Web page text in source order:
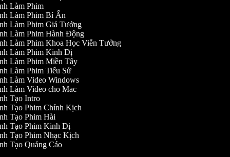
Làm Phim
Làm Phim Bí Ẩn
Làm Phim Giả Tưởng
Làm Phim Hành Động
Làm Phim Khoa Học Viễn Tưởng
Làm Phim Kinh Dị
Làm Phim Miền Tây
Làm Phim Tiểu Sử
Làm Video Windows
Làm Video cho Mac
Tạo Intro
Tạo Phim Chính Kịch
Tạo Phim Hài
Tạo Phim Kinh Dị
Tạo Phim Nhạc Kịch
Tạo Quảng Cáo